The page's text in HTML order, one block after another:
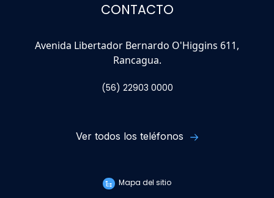
CONTACTO
Avenida Libertador Bernardo O'Higgins 611,
Rancagua.
(56) 22903 0000
Ver todos los teléfonos
Mapa del sitio